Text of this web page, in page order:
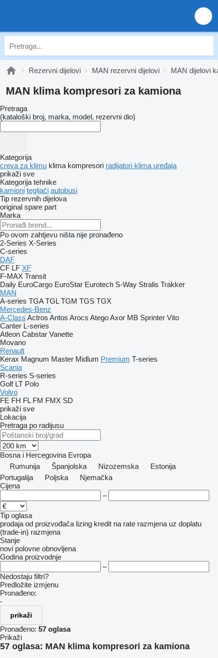
Rezervni dijelovi MAN rezervni dijelovi MAN dijelovi
MAN klima kompresori za kamiona
Pretraga
(kataloški broj, marka, model, rezervni dio)
Kategorija
creva za klimu klima kompresori radijatori klima uređaja
prikaži sve
Kategorija tehnike
kamioni tegljači autobusi
Tip rezervnih dijelova
original spare part
Marka
Po ovom zahtjevu ništa nije pronađeno
2-Series X-Series
C-series
DAF
CF LF XF
F-MAX Transit
Daily EuroCargo EuroStar Eurotech S-Way Stralis Trakker
MAN
A-series TGA TGL TGM TGS TGX
Mercedes-Benz
A-Class Actros Antos Arocs AtegoAxor MB Sprinter Vito
Canter L-series
Atleon Cabstar Vanette
Movano
Renault
Kerax Magnum Master Midlum Premium T-series
Scania
R-series S-series
Golf LT Polo
Volvo
FE FH FL FM FMX SD
prikaži sve
Lokacija
Pretraga po radijusu
Bosna i Hercegovina Evropa
Rumunija
Španjolska Nizozemska
Estonija
Portugalija
Poljska
Njemačka
Cijena
–
Tip oglasa
prodaja od proizvođača lizing kredit na rate razmjena uz doplatu
(trade-in) razmjena
Stanje
novi polovne obnovljena
Godina proizvodnje
–
Nedostaju filtri?
Predložite izmjenu
Pronađeno:
-
prikaži
Pronađeno: 57 oglasa
Prikaži
57 oglasa: MAN klima kompresori za kamiona